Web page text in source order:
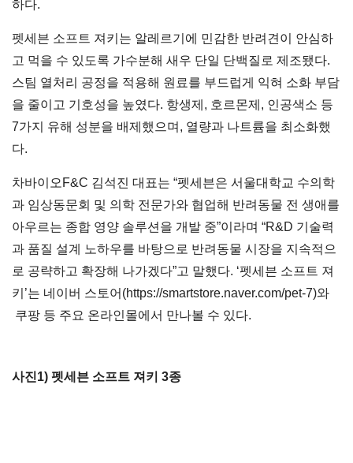
하다.
펫세븐 소프트 져키는 알레르기에 민감한 반려견이 안심하
고 먹을 수 있도록 가수분해 새우 단일 단백질로 제조됐다.
스팀 열처리 공정을 적용해 원료를 부드럽게 익혀 소화 부담
을 줄이고 기호성을 높였다. 항생제, 호르몬제, 인공색소 등
7가지 유해 성분을 배제했으며, 열량과 나트륨을 최소화했
다.
차바이오F&C 김석진 대표는 “펫세븐은 서울대학교 수의학
과 임상동문회 및 의학 전문가와 협업해 반려동물 전 생애를
아우르는 종합 영양 솔루션을 개발 중”이라며 “R&D 기술력
과 품질 설계 노하우를 바탕으로 반려동물 시장을 지속적으
로 공략하고 확장해 나가겠다”고 말했다. ‘펫세븐 소프트 져
키’는 네이버 스토어(https://smartstore.naver.com/pet-7)와
쿠팡 등 주요 온라인몰에서 만나볼 수 있다.
사진1) 펫세븐 소프트 져키 3종